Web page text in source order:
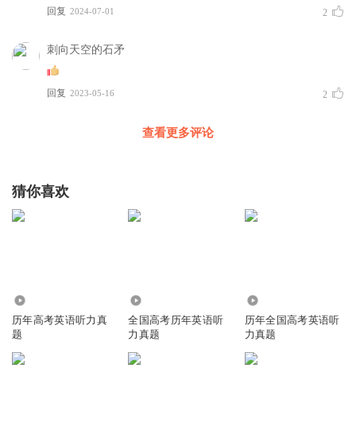
C. A bit disappointing.
9. What was the 15% on the bill paid for?
A. The food.
B. The drinks.
听第8段材料，回答第I0至12题。
A. To order a camera for his wife.
B. To have a camera repaired.
12. What will the man do afterwards?
A. Make a phone call.
B. Wait until further notice.
回复 2024-07-01 2
刺向天空的石矛
回复 2023-05-16 2
查看更多评论
猜你喜欢
历年高考英语听力真
题
全国高考历年英语听
力真题
历年全国高考英语听
力真题